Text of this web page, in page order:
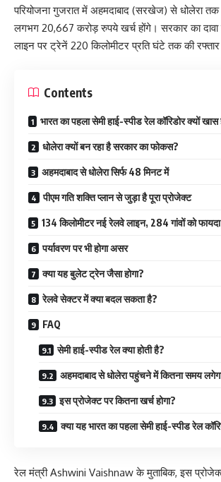
परियोजना गुजरात में अहमदाबाद (सरखेज) से धोलेरा तक
लगभग 20,667 करोड़ रुपये खर्च होंगे। सरकार का
लाइन पर ट्रेनें 220 किलोमीटर प्रति घंटे तक की
Contents
भारत का पहला सेमी हाई-स्पीड रेल कॉरिडोर क्यों खास
धोलेरा क्यों बन रहा है सरकार का फोकस?
अहमदाबाद से धोलेरा सिर्फ 48 मिनट में
पीएम गति शक्ति प्लान से जुड़ा है पूरा प्रोजेक्ट
134 किलोमीटर नई रेलवे लाइन, 284 गांवों को फायदा
पर्यावरण पर भी होगा असर
क्या यह बुलेट ट्रेन जैसा होगा?
रेलवे सेक्टर में क्या बदल सकता है?
FAQ
सेमी हाई-स्पीड रेल क्या होती है?
अहमदाबाद से धोलेरा पहुंचने में कितना समय
इस प्रोजेक्ट पर कितना खर्च होगा?
क्या यह भारत का पहला सेमी हाई-स्पीड रेल
रेल मंत्री Ashwini Vaishnaw के मुताबिक, इस